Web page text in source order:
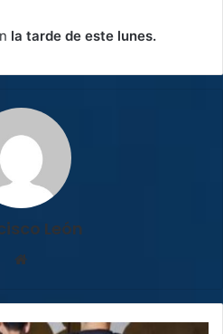
la tarde de este lunes.
León